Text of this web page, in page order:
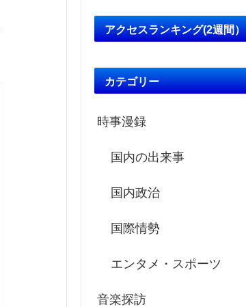
アクセスランキング(2週間）
カテゴリー
時事漫録
国内の出来事
国内政治
国際情勢
エンタメ・スポーツ
音楽探訪